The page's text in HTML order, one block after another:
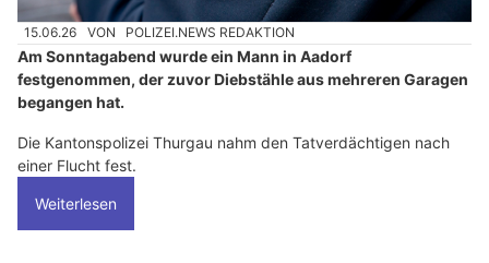
15.06.26 VON POLIZEI.NEWS REDAKTION
Am Sonntagabend wurde ein Mann in Aadorf
festgenommen, der zuvor Diebstähle aus mehreren Garagen
begangen hat.
Die Kantonspolizei Thurgau nahm den Tatverdächtigen nach
einer Flucht fest.
Weiterlesen